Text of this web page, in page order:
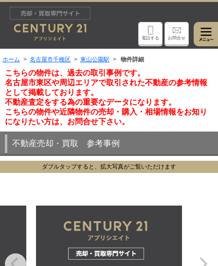
電話する お問合せ
ホーム 名古屋市千種区 東山公園駅 物件詳細
こちらの物件は、過去の取引事例です。
名古屋市東区や周辺エリアで取引された不動産の参考情報
として掲載しております。
不動産査定をする為の重要なデータになります。
こちらの物件や近隣物件の売却・購入・相場情報をお知り
になりたい方は、お問合せ下さい。
不動産売却・買取 参考事例
ダブルタップすると、拡大写真がご覧いただけます